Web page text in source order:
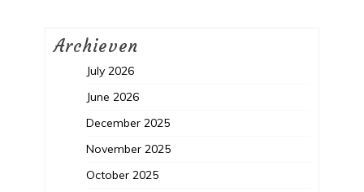
Archieven
July 2026
June 2026
December 2025
November 2025
October 2025